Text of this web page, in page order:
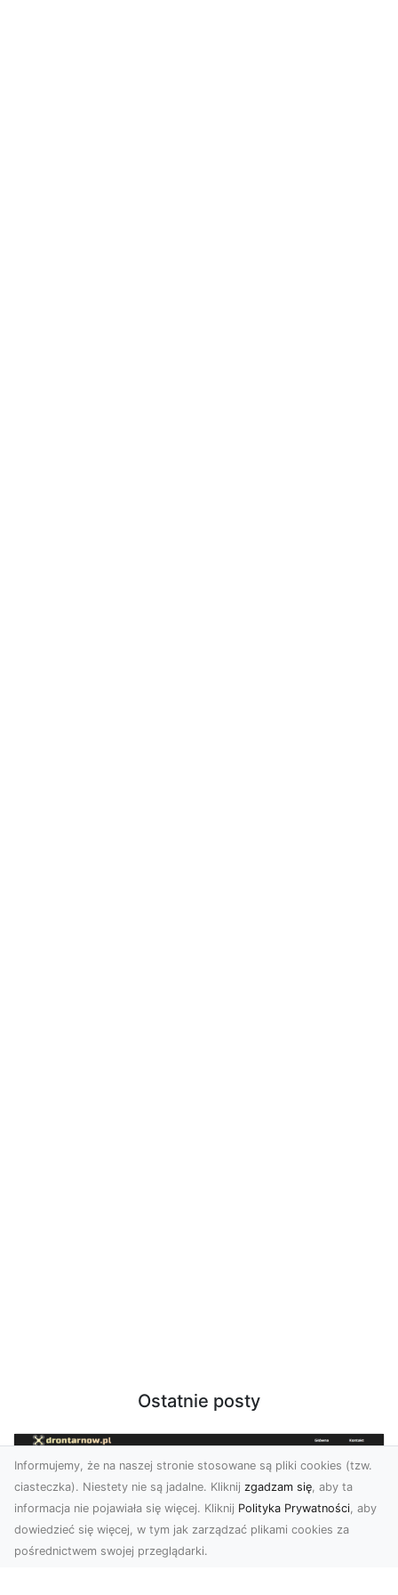
Ostatnie posty
Informujemy, że na naszej stronie stosowane są pliki cookies (tzw.
ciasteczka). Niestety nie są jadalne. Kliknij zgadzam się, aby ta
informacja nie pojawiała się więcej. Kliknij Polityka Prywatności, aby
dowiedzieć się więcej, w tym jak zarządzać plikami cookies za
pośrednictwem swojej przeglądarki.